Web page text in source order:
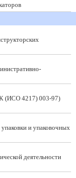
(ИСО 4217) 003-97)
и упаковочных
деятельности